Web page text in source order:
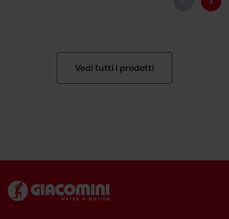
Vedi tutti i prodotti